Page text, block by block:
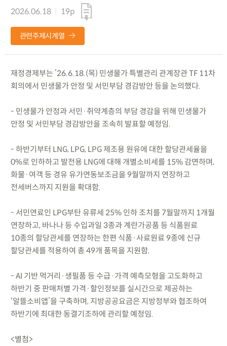
2026.06.18
19p
관련주제시계열
재정경제부는 ’26.6.18.(목) 민생물가 특별관리 관계장관 TF 11차
회의에서 민생물가 안정 및 서민부담 경감방안 등을 논의했다.
- 민생물가 안정과 서민·취약계층의 부담 경감을 위해 민생물가
안정 및 서민부담 경감방안을 조속히 발표할 예정임.
- 하반기부터 LNG, LPG, LPG 제조용 원유에 대한 할당관세율을
0%로 인하하고 발전용 LNG에 대해 개별소비세를 15% 감면하며,
화물·여객 등 경유 유가연동보조금을 9월말까지 연장하고
전세버스까지 지원을 확대함.
- 서민연료인 LPG부탄 유류세 25% 인하 조치를 7월말까지 1개월
연장하고, 바나나 등 수입과일 3종과 계란가공품 등 식품원료
10종의 할당관세를 연장하는 한편 식품·사료원료 9종에 신규
할당관세를 적용하여 총 49개 품목을 지원함.
- AI 기반 먹거리·생필품 등 수급·가격 예측모형을 고도화하고
하반기 중 판매처별 가격·할인정보를 실시간으로 제공하는
‘알뜰소비앱’을 구축하며, 지방공공요금은 지방정부와 협조하여
하반기에 최대한 동결기조하에 관리할 예정임.
<별첨>